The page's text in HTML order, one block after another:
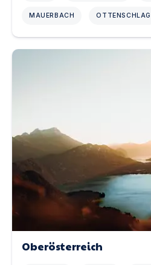
MAUERBACH OTTENSCHLAG
Oberösterreich